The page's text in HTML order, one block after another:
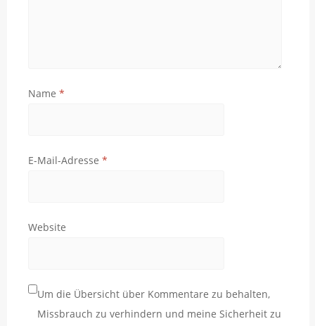
Name *
E-Mail-Adresse *
Website
Um die Übersicht über Kommentare zu behalten,
Missbrauch zu verhindern und meine Sicherheit zu